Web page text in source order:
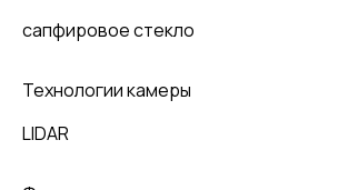
сапфировое стекло
Технологии камеры
LIDAR